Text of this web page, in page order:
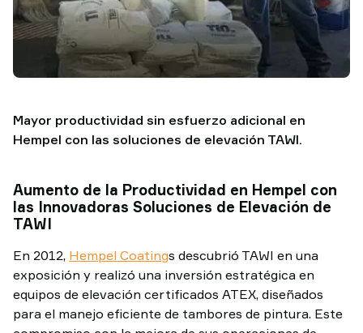
Mayor productividad sin esfuerzo adicional en
Hempel con las soluciones de elevación TAWI.
Aumento de la Productividad en Hempel con
las Innovadoras Soluciones de Elevación de
TAWI
En 2012, Hempel Coatings descubrió TAWI en una
exposición y realizó una inversión estratégica en
equipos de elevación certificados ATEX, diseñados
para el manejo eficiente de tambores de pintura. Este